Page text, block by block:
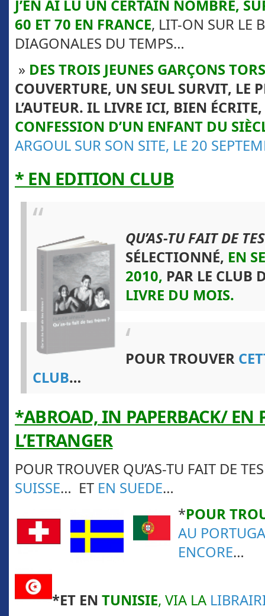
J’EN AI LU UN CERTAIN NOMBRE,
60 ET 70 EN FRANCE, LIT-ON SUR LE
DIAGONALES DU TEMPS…
» DES TROIS JEUNES GARÇONS
COUVERTURE, UN SEUL SURVIT, LE
L’AUTEUR. IL LIVRE ICI, BIEN ÉCRITE,
CONFESSION D’UN ENFANT DU
ARGOUL SUR SON SITE, LE 20
* EN EDITION CLUB
QU’AS-TU FAIT DE
SÉLECTIONNÉ, EN
2010, PAR LE CLUB
LIVRE DU MOIS.
POUR TROUVER
CLUB…
*ABROAD, IN PAPERBACK/ EN
L’ETRANGER
POUR TROUVER QU’AS-TU FAIT DE
SUISSE… ET EN SUEDE…
*POUR
AU
ENCORE…
*ET EN TUNISIE, VIA LA